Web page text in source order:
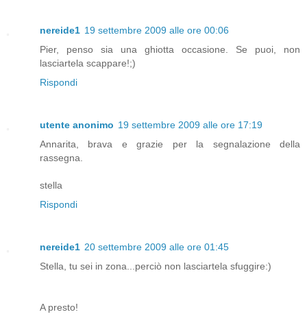
nereide1 19 settembre 2009 alle ore 00:06
Pier, penso sia una ghiotta occasione. Se puoi, non
lasciartela scappare!;)
Rispondi
utente anonimo 19 settembre 2009 alle ore 17:19
Annarita, brava e grazie per la segnalazione della
rassegna.
stella
Rispondi
nereide1 20 settembre 2009 alle ore 01:45
Stella, tu sei in zona...perciò non lasciartela sfuggire:)
A presto!